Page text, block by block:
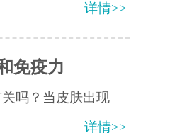
详情>>
免疫力
吗？当皮肤出现
详情>>